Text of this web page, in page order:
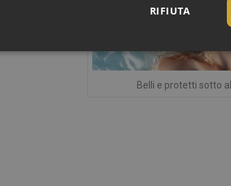
Belli e protetti sotto
RIFIUTA
Necessari
a rendere fruibile il sito web abilitandone funzionalità di base